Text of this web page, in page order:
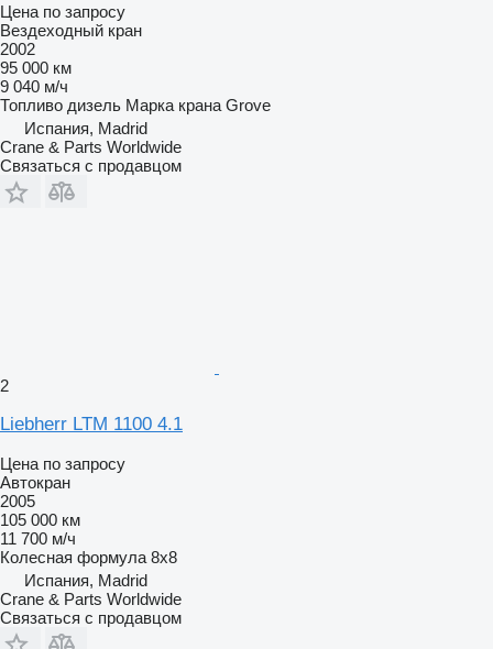
Цена по запросу
Вездеходный кран
2002
95 000 км
9 040 м/ч
Топливо дизель Марка крана Grove
Испания, Madrid
Crane & Parts Worldwide
Связаться с продавцом
2
Liebherr LTM 1100 4.1
Цена по запросу
Автокран
2005
105 000 км
11 700 м/ч
Колесная формула 8x8
Испания, Madrid
Crane & Parts Worldwide
Связаться с продавцом